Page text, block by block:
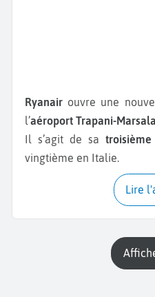
Ryanair ouvre une
l’aéroport Trapani-
Il s’agit de sa
vingtième en Italie.
Lire